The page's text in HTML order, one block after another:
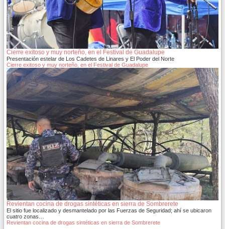
Cierre exitoso y muy norteño, en el Festival de Guadalupe
Presentación estelar de Los Cadetes de Linares y El Poder del Norte
Cierre exitoso y muy norteño, en el Festival de Guadalupe
Revientan cocina de drogas sintéticas en sierra de Sombrerete
El sitio fue localizado y desmantelado por las Fuerzas de Seguridad; ahí se ubicaron
cuatro zonas…
Revientan cocina de drogas sintéticas en sierra de Sombrerete